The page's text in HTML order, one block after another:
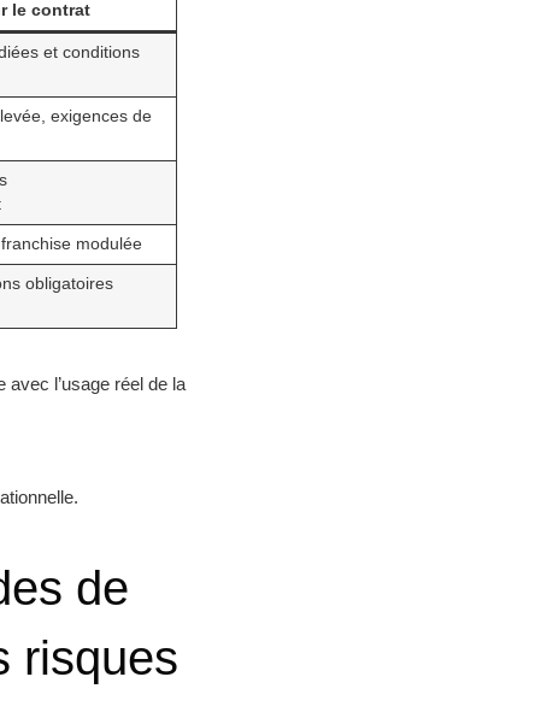
le contrat
et conditions
exigences de
modulée
obligatoires
l’usage réel de la
de
risques